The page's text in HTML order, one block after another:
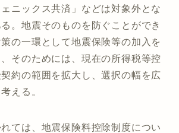
ニックス共済」などは対象外とな
。地震そのものを防ぐことができ
の一環として地震保険等の加入を
そのためには、現在の所得税等控
約の範囲を拡大し、選択の幅を広
える。
ては、地震保険料控除制度につい